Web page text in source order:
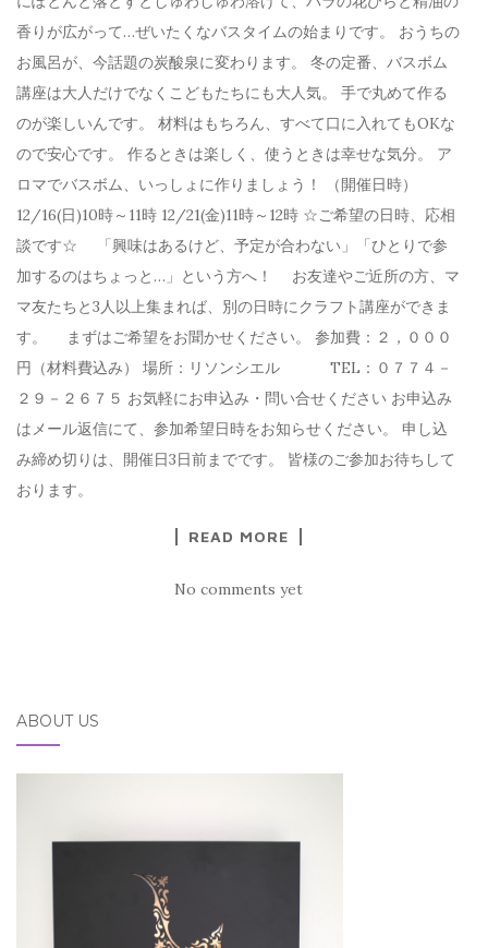
香りが広がって…ぜいたくなバスタイムの始まりです。 おうちの
お風呂が、今話題の炭酸泉に変わります。 冬の定番、バスボム
講座は大人だけでなくこどもたちにも大人気。 手で丸めて作る
のが楽しいんです。 材料はもちろん、すべて口に入れてもOKな
ので安心です。 作るときは楽しく、使うときは幸せな気分。 ア
ロマでバスボム、いっしょに作りましょう！ （開催日時）
12/16(日)10時～11時 12/21(金)11時～12時 ☆ご希望の日時、応相
談です☆ 「興味はあるけど、予定が合わない」「ひとりで参
加するのはちょっと…」という方へ！ お友達やご近所の方、マ
マ友たちと3人以上集まれば、別の日時にクラフト講座ができま
す。 まずはご希望をお聞かせください。 参加費：２，０００
円（材料費込み） 場所：リソンシエル TEL：０７７４－
２９－２６７５ お気軽にお申込み・問い合せください お申込み
はメール返信にて、参加希望日時をお知らせください。 申し込
み締め切りは、開催日3日前までです。 皆様のご参加お待ちして
おります。
READ MORE
No comments yet
ABOUT US